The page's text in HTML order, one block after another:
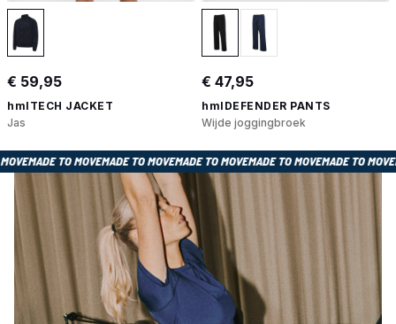
€ 59,95
hmlTECH JACKET
Jas
€ 47,95
hmlDEFENDER PANTS
Wijde joggingbroek
TO MOVEMADE TO MOVEMADE TO MOVEMADE TO MOVEMADE TO MOVEMADE TO